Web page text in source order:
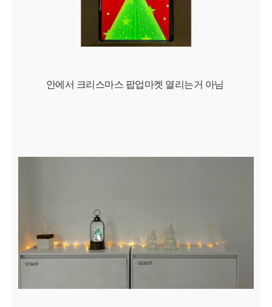
안에서 크리스마스 팝업마켓 열리는거 아님